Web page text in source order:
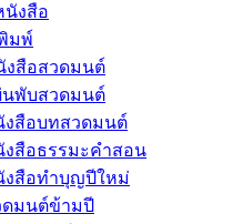
นังสือ
มพ์
สือสวดมนต์
นพับสวดมนต์
งสือบทสวดมนต์
สือธรรมะคำสอน
งสือทำบุญปีใหม่
ดมนต์ข้ามปี